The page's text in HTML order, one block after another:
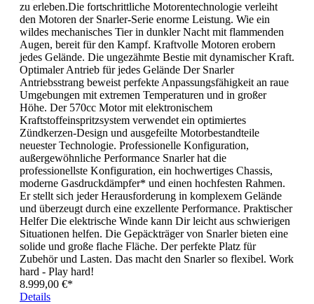
zu erleben.Die fortschrittliche Motorentechnologie verleiht
den Motoren der Snarler-Serie enorme Leistung. Wie ein
wildes mechanisches Tier in dunkler Nacht mit flammenden
Augen, bereit für den Kampf. Kraftvolle Motoren erobern
jedes Gelände. Die ungezähmte Bestie mit dynamischer Kraft.
Optimaler Antrieb für jedes Gelände Der Snarler
Antriebsstrang beweist perfekte Anpassungsfähigkeit an raue
Umgebungen mit extremen Temperaturen und in großer
Höhe. Der 570cc Motor mit elektronischem
Kraftstoffeinspritzsystem verwendet ein optimiertes
Zündkerzen-Design und ausgefeilte Motorbestandteile
neuester Technologie. Professionelle Konfiguration,
außergewöhnliche Performance Snarler hat die
professionellste Konfiguration, ein hochwertiges Chassis,
moderne Gasdruckdämpfer* und einen hochfesten Rahmen.
Er stellt sich jeder Herausforderung in komplexem Gelände
und überzeugt durch eine exzellente Performance. Praktischer
Helfer Die elektrische Winde kann Dir leicht aus schwierigen
Situationen helfen. Die Gepäckträger von Snarler bieten eine
solide und große flache Fläche. Der perfekte Platz für
Zubehör und Lasten. Das macht den Snarler so flexibel. Work
hard - Play hard!
8.999,00 €*
Details